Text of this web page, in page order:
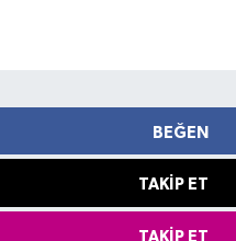
BEĞEN
TAKIP ET
TAKIP ET